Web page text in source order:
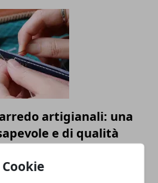
artigianali: una
e di qualità